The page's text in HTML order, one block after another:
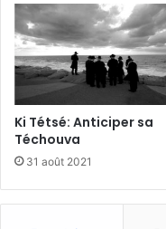
Ki Tétsé: Anticiper sa
Téchouva
31 août 2021